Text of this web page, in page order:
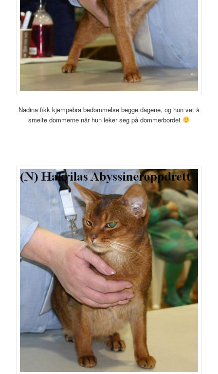
Nadina fikk kjempebra bedømmelse begge dagene, og hun vet å
smelte dommerne når hun leker seg på dommerbordet